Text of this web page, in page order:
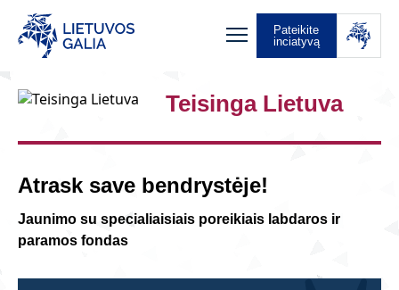
Pateikite
inciatyvą
Teisinga Lietuva
Atrask save bendrystėje!
Jaunimo su specialiaisiais poreikiais labdaros ir
paramos fondas